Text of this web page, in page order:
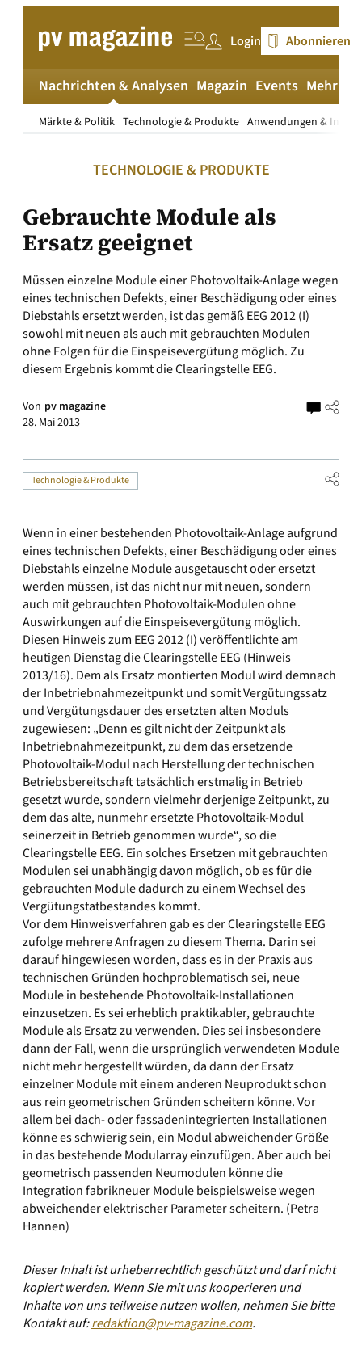
springen
Login Abonnieren
Nachrichten & Analysen
Märkte & Politik Technologie & Produkte Anwendungen &
Magazin Events Mehr
TECHNOLOGIE & PRODUKTE
Gebrauchte Module als
Ersatz geeignet
Müssen einzelne Module einer Photovoltaik-Anlage wegen
eines technischen Defekts, einer Beschädigung oder eines
Diebstahls ersetzt werden, ist das gemäß EEG 2012 (I)
sowohl mit neuen als auch mit gebrauchten Modulen
ohne Folgen für die Einspeisevergütung möglich. Zu
diesem Ergebnis kommt die Clearingstelle EEG.
Von pv magazine
28. Mai 2013
Technologie & Produkte
Wenn in einer bestehenden Photovoltaik-Anlage aufgrund
eines technischen Defekts, einer Beschädigung oder eines
Diebstahls einzelne Module ausgetauscht oder ersetzt
werden müssen, ist das nicht nur mit neuen, sondern
auch mit gebrauchten Photovoltaik-Modulen ohne
Auswirkungen auf die Einspeisevergütung möglich.
Diesen Hinweis zum EEG 2012 (I) veröffentlichte am
heutigen Dienstag die Clearingstelle EEG (Hinweis
2013/16). Dem als Ersatz montierten Modul wird demnach
der Inbetriebnahmezeitpunkt und somit Vergütungssatz
und Vergütungsdauer des ersetzten alten Moduls
zugewiesen: „Denn es gilt nicht der Zeitpunkt als
Inbetriebnahmezeitpunkt, zu dem das ersetzende
Photovoltaik-Modul nach Herstellung der technischen
Betriebsbereitschaft tatsächlich erstmalig in Betrieb
gesetzt wurde, sondern vielmehr derjenige Zeitpunkt, zu
dem das alte, nunmehr ersetzte Photovoltaik-Modul
seinerzeit in Betrieb genommen wurde“, so die
Clearingstelle EEG. Ein solches Ersetzen mit gebrauchten
Modulen sei unabhängig davon möglich, ob es für die
gebrauchten Module dadurch zu einem Wechsel des
Vergütungstatbestandes kommt.
Vor dem Hinweisverfahren gab es der Clearingstelle EEG
zufolge mehrere Anfragen zu diesem Thema. Darin sei
darauf hingewiesen worden, dass es in der Praxis aus
technischen Gründen hochproblematisch sei, neue
Module in bestehende Photovoltaik-Installationen
einzusetzen. Es sei erheblich praktikabler, gebrauchte
Module als Ersatz zu verwenden. Dies sei insbesondere
dann der Fall, wenn die ursprünglich verwendeten Module
nicht mehr hergestellt würden, da dann der Ersatz
einzelner Module mit einem anderen Neuprodukt schon
aus rein geometrischen Gründen scheitern könne. Vor
allem bei dach- oder fassadenintegrierten Installationen
könne es schwierig sein, ein Modul abweichender Größe
in das bestehende Modularray einzufügen. Aber auch bei
geometrisch passenden Neumodulen könne die
Integration fabrikneuer Module beispielsweise wegen
abweichender elektrischer Parameter scheitern. (Petra
Hannen)
Dieser Inhalt ist urheberrechtlich geschützt und darf nicht
kopiert werden. Wenn Sie mit uns kooperieren und
Inhalte von uns teilweise nutzen wollen, nehmen Sie bitte
Kontakt auf:redaktion@pv-magazine.com.